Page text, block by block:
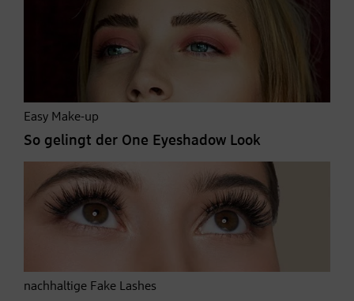
Easy Make-up
So gelingt der One Eyeshadow Look
nachhaltige Fake Lashes